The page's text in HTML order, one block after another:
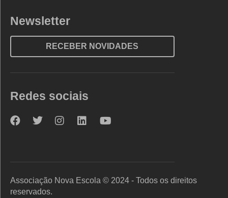
Newsletter
RECEBER NOVIDADES
Redes sociais
Nova
Facebook
Nova
Twitter
Nova
Instagram
Nova
LinkedInYouTube
Associação Nova Escola © 2024 - Todos os direitos
reservados.